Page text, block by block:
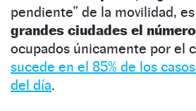
pendiente” de la movilidad, es
grandes ciudades el
ocupados únicamente por el
sucede en el 85% de los
del día.